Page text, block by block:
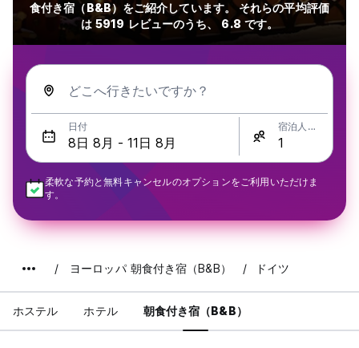
食付き宿（B&B）をご紹介しています。 それらの平均評価
は 5919 レビューのうち、 6.8 です。
どこへ行きたいですか？
日付 宿泊人数
柔軟な予約と無料キャンセルのオプションをご利用いただけま
す。
ヨーロッパ 朝食付き宿（B&B） ドイツ
ホステル ホテル 朝食付き宿（B&B）